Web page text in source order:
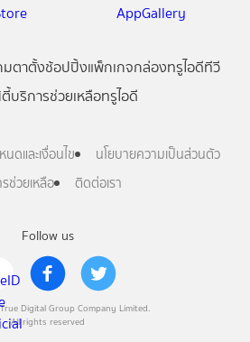
Follow us
Digital Group Company Limited.
All rights reserved
มตาตั้งช้อปปิ้งแพ็กเกจกล่องทรูไอดีทีวี
บริการช่วยเหลือทรูไอดี
ดและเงื่อนไข
นโยบายความเป็นส่วนตัว
ช่วยเหลือ
ติดต่อเรา